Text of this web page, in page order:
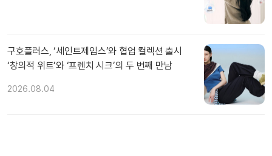
구호플러스, ‘세인트제임스’와 협업 컬렉션 출시
‘창의적 위트’와 ‘프렌치 시크’의 두 번째 만남
2026.08.04